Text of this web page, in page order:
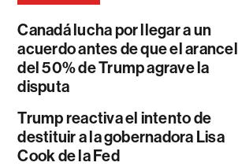
Canadá lucha por llegar a un
acuerdo antes de que el arancel
del 50% de Trump agrave la
disputa
Trump reactiva el intento de
destituir a la gobernadora Lisa
Cook de la Fed